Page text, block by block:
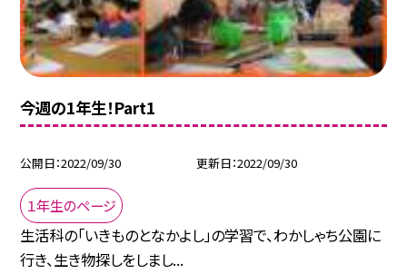
今週の1年生！Part1
公開日 2022/09/30 更新日 2022/09/30
１年生のページ
生活科の「いきものとなかよし」の学習で、わかしゃち公園に
行き、生き物探しをしまし...